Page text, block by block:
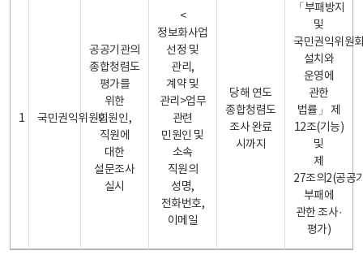
1 국민권익위원회
공공기관의
종합청렴도
평가를
위한
민원인,
직원에
대한
설문조사
실시
<
정보화사업
선정 및
관리,
계약 및
관리>업무
관련
민원인 및
소속
직원의
성명,
전화번호,
이메일
당해 연도
종합청렴도
조사 완료
시까지
「부패방지
및
국민권익위원
설치와
운영에
관한
법률」 제
12조(기능)
및
제
27조의2(공공
부패에
관한 조사·
평가)